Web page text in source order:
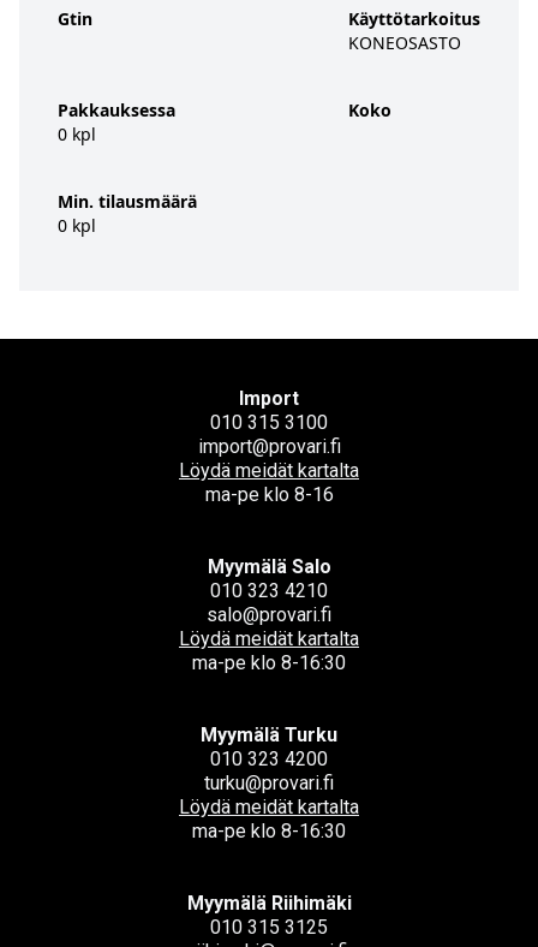
Gtin
Pakkauksessa
0 kpl
Min. tilausmäärä
0 kpl
Käyttötarkoitus
KONEOSASTO
Koko
Import
010 315 3100
import@provari.fi
Löydä meidät kartalta
ma-pe klo 8-16
Myymälä Salo
010 323 4210
salo@provari.fi
Löydä meidät kartalta
ma-pe klo 8-16:30
Myymälä Turku
010 323 4200
turku@provari.fi
Löydä meidät kartalta
ma-pe klo 8-16:30
Myymälä Riihimäki
010 315 3125